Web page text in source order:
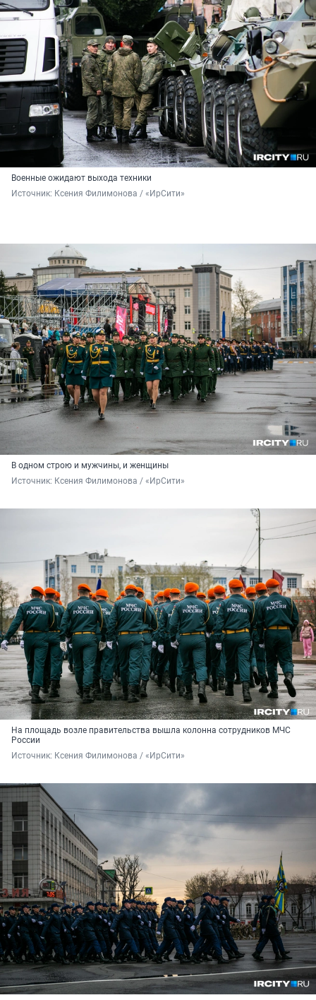
Военные ожидают выхода техники
Источник: Ксения Филимонова / «ИрСити»
В одном строю и мужчины, и женщины
Источник: Ксения Филимонова / «ИрСити»
На площадь возле правительства вышла колонна сотрудников МЧС
России
Источник: Ксения Филимонова / «ИрСити»